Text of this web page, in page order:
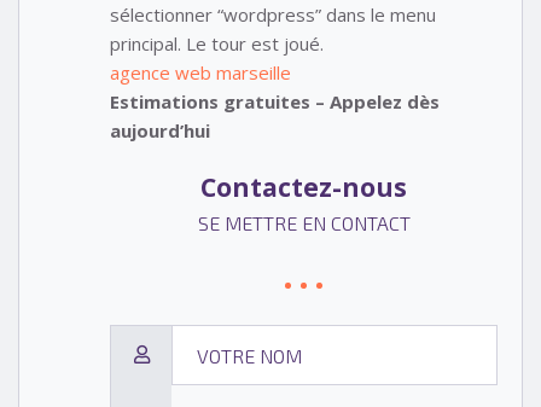
sélectionner “wordpress” dans le menu
principal. Le tour est joué.
agence web marseille
Estimations gratuites – Appelez dès
aujourd’hui
Contactez-nous
SE METTRE EN CONTACT